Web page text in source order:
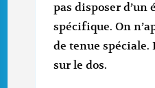
pas disposer d’un
spécifique. On
de tenue spéciale.
sur le dos.